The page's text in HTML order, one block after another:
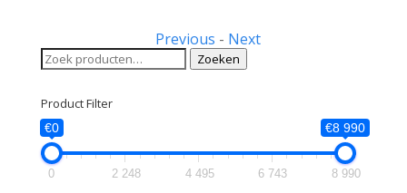
Previous - Next
Zoeken
naar:
Zoeken
Product Filter
€0 €8 990
0 2 248 4 495 6 743 8 990